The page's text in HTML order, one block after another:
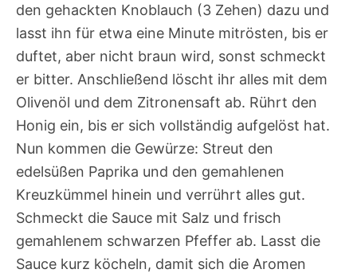
den gehackten Knoblauch (3 Zehen) dazu und
lasst ihn für etwa eine Minute mitrösten, bis er
duftet, aber nicht braun wird, sonst schmeckt
er bitter. Anschließend löscht ihr alles mit dem
Olivenöl und dem Zitronensaft ab. Rührt den
Honig ein, bis er sich vollständig aufgelöst hat.
Nun kommen die Gewürze: Streut den
edelsüßen Paprika und den gemahlenen
Kreuzkümmel hinein und verrührt alles gut.
Schmeckt die Sauce mit Salz und frisch
gemahlenem schwarzen Pfeffer ab. Lasst die
Sauce kurz köcheln, damit sich die Aromen